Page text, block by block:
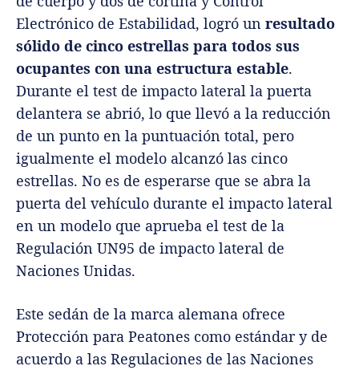
Electrónico de Estabilidad, logró un resultado
sólido de cinco estrellas para todos sus
ocupantes con una estructura estable.
Durante el test de impacto lateral la puerta
delantera se abrió, lo que llevó a la reducción
de un punto en la puntuación total, pero
igualmente el modelo alcanzó las cinco
estrellas. No es de esperarse que se abra la
puerta del vehículo durante el impacto lateral
en un modelo que aprueba el test de la
Regulación UN95 de impacto lateral de
Naciones Unidas.
Este sedán de la marca alemana ofrece
Protección para Peatones como estándar y de
acuerdo a las Regulaciones de las Naciones